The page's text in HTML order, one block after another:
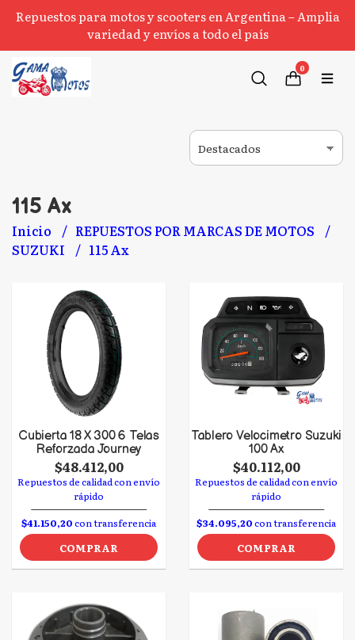
Repuestos para motos y scooters en Argentina – Amplia
variedad y envíos a todo el país
0
115 Ax
Inicio
REPUESTOS POR MARCAS DE MOTOS
SUZUKI
115 Ax
Cubierta 18 X 300 6 Telas
Reforzada Journey
$48.412,00
Repuestos de calidad con envío
rápido
$41.150,20con transferencia
COMPRAR
Tablero Velocimetro Suzuki
100 Ax
$40.112,00
Repuestos de calidad con envío
rápido
$34.095,20con transferencia
COMPRAR